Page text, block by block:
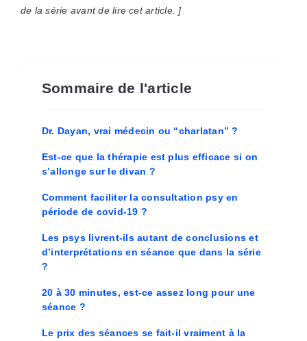
de la série avant de lire cet article. ]
Sommaire de l'article
Dr. Dayan, vrai médecin ou “charlatan” ?
Est-ce que la thérapie est plus efficace si on
s’allonge sur le divan ?
Comment faciliter la consultation psy en
période de covid-19 ?
Les psys livrent-ils autant de conclusions et
d’interprétations en séance que dans la série
?
20 à 30 minutes, est-ce assez long pour une
séance ?
Le prix des séances se fait-il vraiment à la